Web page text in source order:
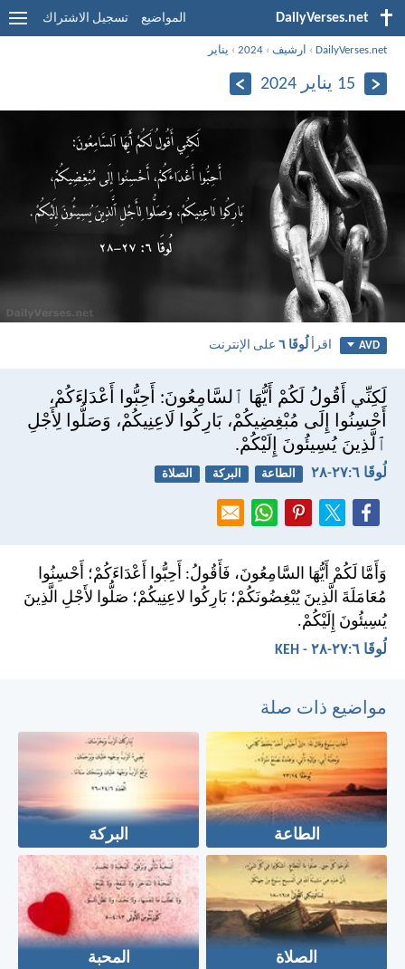
DailyVerses.net المواضيع تسجيل الاشتراك
DailyVerses.net
› ارشيف ›
2024
› يناير
15 يناير 2024
AVD اقرألُوقَا ٦ على الإنترنت
لَكِنِّي أَقُولُ لَكُمْ أَيُّهَا ٱلسَّامِعُونَ: أَحِبُّوا أَعْدَاءَكُمْ،
أَحْسِنُوا إِلَى مُبْغِضِيكُمْ، بَارِكُوا لَاعِنِيكُمْ، وَصَلُّوا لِأَجْلِ
ٱلَّذِينَ يُسِيئُونَ إِلَيْكُمْ.
لُوقَا ٦:‏٢٧-‏٢٨ الطاعة البركة الصلاة
وَأَمَّا لَكُمْ أَيُّهَا السَّامِعُونَ، فَأَقُولُ: أَحِبُّوا أَعْدَاءَكُمْ؛ أَحْسِنُوا
مُعَامَلَةَ الَّذِينَ يُبْغِضُونَكُمْ؛ بَارِكُوا لاعِنِيكُمْ؛ صَلُّوا لأَجْلِ الَّذِينَ
يُسِيئُونَ إِلَيْكُمْ.
لُوقَا ٦:‏٢٧-‏٢٨ - KEH
مواضيع ذات صلة
الطاعة البركة
الصلاة المحبة